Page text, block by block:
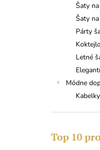
Šaty
Šaty
Párty
Letné
Módne
Kabelky
Top 10